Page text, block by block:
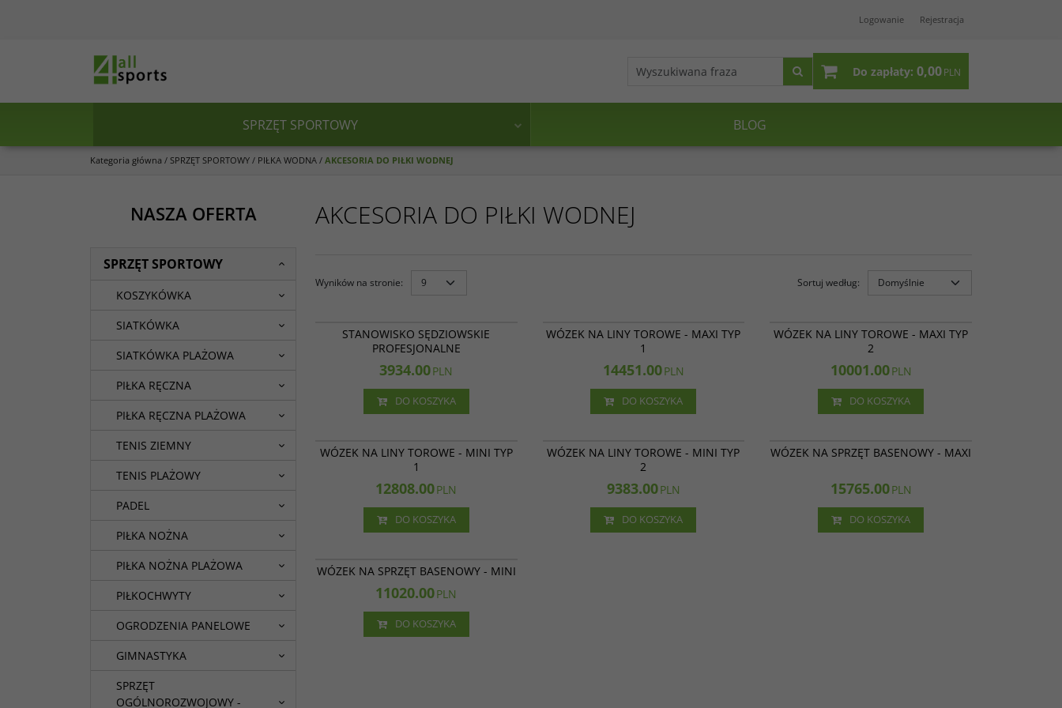
Logowanie Rejestracja
Do zapłaty: 0,00PLN
SPRZĘT SPORTOWY BLOG
Kategoria główna / SPRZĘT SPORTOWY / PIŁKA WODNA / AKCESORIA DO PIŁKI WODNEJ
AKCESORIA DO PIŁKI WODNEJ
Wyników na stronie: Sortuj według:
STANOWISKO SĘDZIOWSKIE
PROFESJONALNE
3934.00PLN
DO KOSZYKA
WÓZEK NA LINY TOROWE - MAXI TYP
1
14451.00PLN
DO KOSZYKA
WÓZEK NA LINY TOROWE - MAXI TYP
2
10001.00PLN
DO KOSZYKA
WÓZEK NA LINY TOROWE - MINI TYP
1
12808.00PLN
DO KOSZYKA
WÓZEK NA LINY TOROWE - MINI TYP
2
9383.00PLN
DO KOSZYKA
WÓZEK NA SPRZĘT BASENOWY - MAXI
15765.00PLN
DO KOSZYKA
WÓZEK NA SPRZĘT BASENOWY - MINI
11020.00PLN
DO KOSZYKA
NASZA OFERTA
SPRZĘT SPORTOWY
KOSZYKÓWKA
SIATKÓWKA
SIATKÓWKA PLAŻOWA
PIŁKA RĘCZNA
PIŁKA RĘCZNA PLAŻOWA
TENIS ZIEMNY
TENIS PLAŻOWY
PADEL
PIŁKA NOŻNA
PIŁKA NOŻNA PLAŻOWA
PIŁKOCHWYTY
OGRODZENIA PANELOWE
GIMNASTYKA
SPRZĘT
OGÓLNOROZWOJOWY -